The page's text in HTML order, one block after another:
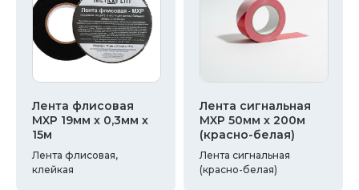
Лента флисовая
MXP 19мм х 0,3мм х
15м
Лента флисовая,
клейкая
Лента сигнальная
MXP 50мм х 200м
(красно-белая)
Лента сигнальная
(красно-белая)